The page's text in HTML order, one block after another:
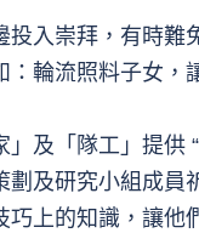
入崇拜，有時難
輪流照料子女，
及「隊工」提供
及研究小組成員
上的知識，讓他